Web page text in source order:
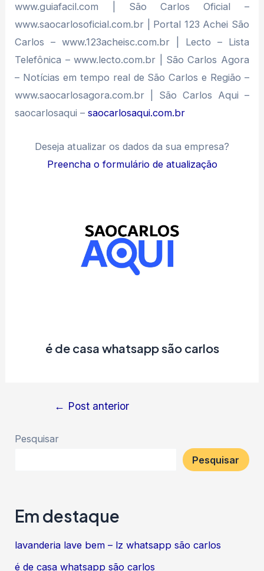
www.guiafacil.com | São Carlos Oficial –
www.saocarlosoficial.com.br | Portal 123 Achei São
Carlos – www.123acheisc.com.br | Lecto – Lista
Telefônica – www.lecto.com.br | São Carlos Agora
– Notícias em tempo real de São Carlos e Região –
www.saocarlosagora.com.br | São Carlos Aqui –
saocarlosaqui –saocarlosaqui.com.br
Deseja atualizar os dados da sua empresa?
Preencha o formulário de atualização
é de casa whatsapp são carlos
Navegação
Post
← Post anterior
Pesquisar
Pesquisar
Em destaque
lavanderia lave bem – lz whatsapp são carlos
é de casa whatsapp são carlos